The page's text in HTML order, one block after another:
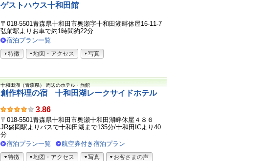
ゲストハウス十和田館
〒018-5501青森県十和田市奥瀬字十和田湖畔休屋16-11-7
弘前駅よりお車で約1時間約22分
宿泊プラン一覧
特徴 地図・アクセス 写真
十和田湖（青森県） 周辺のホテル・旅館
創作料理の宿 十和田湖レークサイドホテル
お
客
さ
ま
の
声
3.86
〒018-5501青森県十和田市奥瀬十和田湖畔休屋４８６
JR盛岡駅よりバスで十和田湖まで135分/十和田ICより40
分
宿泊プラン一覧
航空券付き宿泊プラン
特徴 地図・アクセス 写真 お客さまの声